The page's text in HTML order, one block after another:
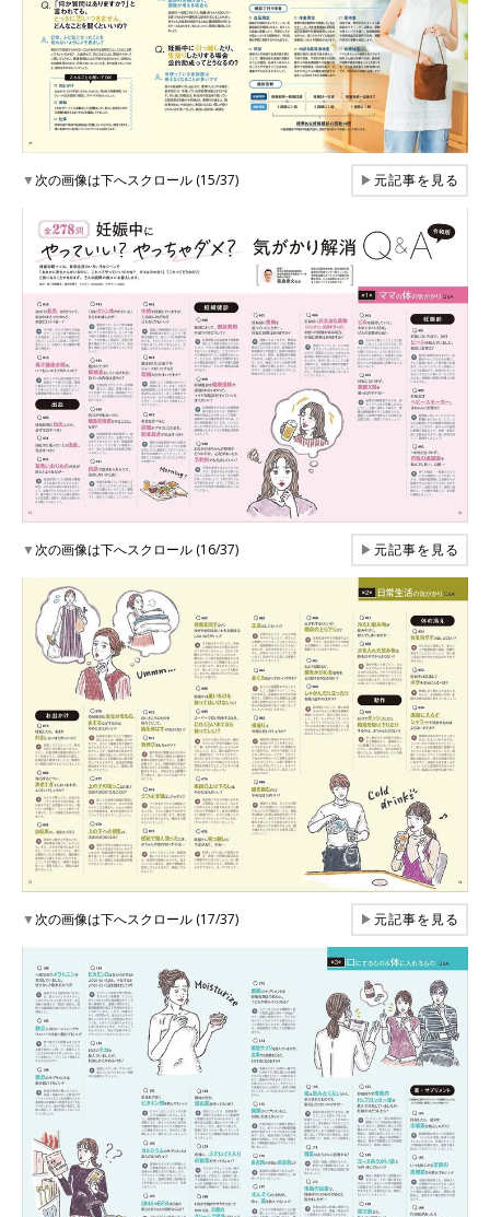
▼次の画像は下へスクロール (15/37) ▶元記事を見る
▼次の画像は下へスクロール (16/37) ▶元記事を見る
▼次の画像は下へスクロール (17/37) ▶元記事を見る